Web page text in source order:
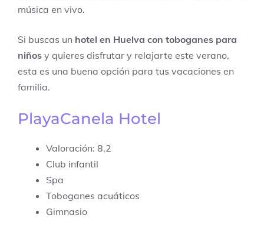
música en vivo.
Si buscas un hotel en Huelva con toboganes para
niños y quieres disfrutar y relajarte este verano,
esta es una buena opción para tus vacaciones en
familia.
PlayaCanela Hotel
Valoración: 8,2
Club infantil
Spa
Toboganes acuáticos
Gimnasio